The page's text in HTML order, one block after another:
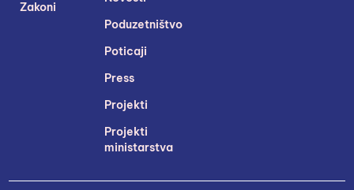
Poduzetništvo
Poticaji
Press
Projekti
Projekti
ministarstva
Zakoni